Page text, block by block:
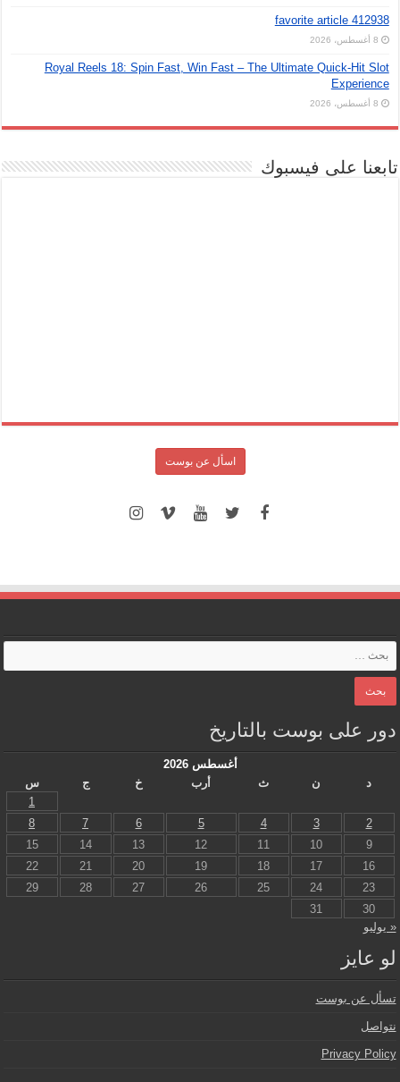
favorite article 412938
8 أغسطس، 2026
Royal Reels 18: Spin Fast, Win Fast – The Ultimate Quick‑Hit Slot
Experience
8 أغسطس، 2026
تابعنا على فيسبوك
اسأل عن بوست
دور على بوست بالتاريخ
أغسطس 2026
د
ن ث أرب خ ج
س
1
2
3
4
5
6
7
8
9
10
11
12
13
14
15
16
17
18
19
20
21
22
23
24
25
26
27
28
29
30
31
« يوليو
لو عايز
تسأل عن بوست
نتواصل
Privacy Policy